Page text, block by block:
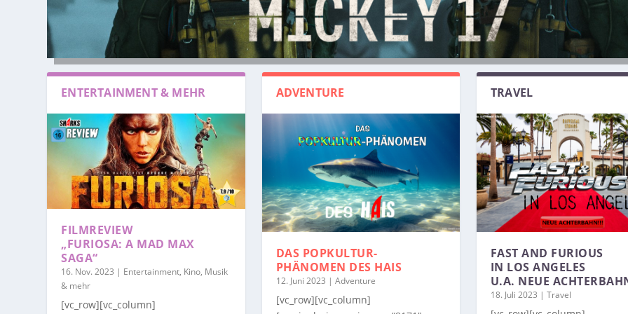
ENTERTAINMENT & MEHR
FILMREVIEW
„FURIOSA: A MAD MAX
SAGA“
16. Nov. 2023 | Entertainment, Kino, Musik
& mehr
[vc_row][vc_column]
ADVENTURE
DAS POPKULTUR-
PHÄNOMEN DES HAIS
12. Juni 2023 | Adventure
[vc_row][vc_column]
TRAVEL
FAST AND FURIOUS
IN LOS ANGELES
U.A. NEUE
18. Juli 2023 | Travel